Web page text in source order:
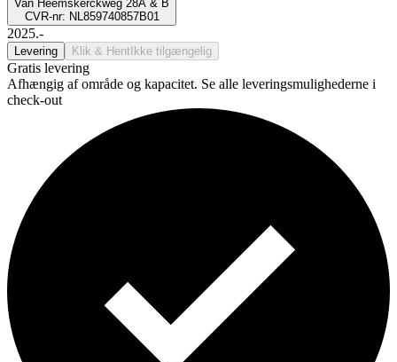
Van Heemskerckweg 28A & B
CVR-nr: NL859740857B01
2025.-
Levering Klik & Hent Ikke tilgængelig
Gratis levering
Afhængig af område og kapacitet. Se alle leveringsmulighederne i
check-out